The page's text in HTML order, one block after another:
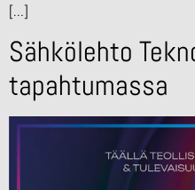
[…]
Sähkölehto
tapahtumassa